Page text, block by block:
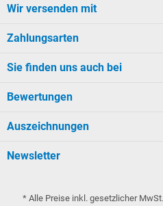
Wir versenden mit
Zahlungsarten
Sie finden uns auch bei
Bewertungen
Auszeichnungen
Newsletter
* Alle Preise inkl. gesetzlicher